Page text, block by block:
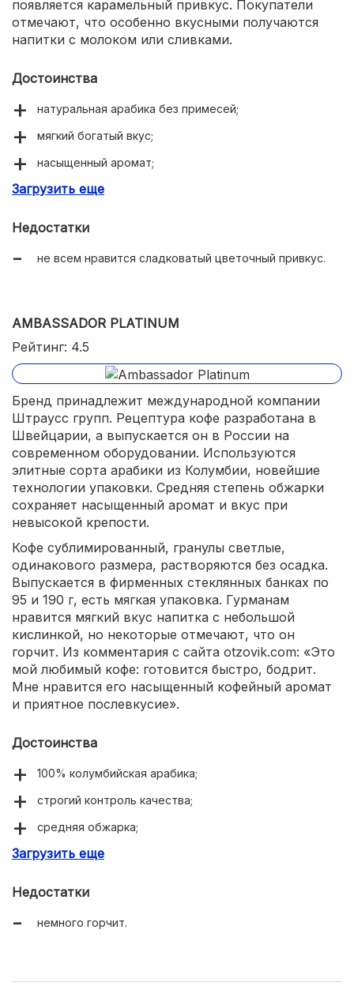
появляется карамельный привкус. Покупатели
отмечают, что особенно вкусными получаются
напитки с молоком или сливками.
Достоинства
натуральная арабика без примесей;
мягкий богатый вкус;
насыщенный аромат;
крепкий;
Загрузить еще
Недостатки
не всем нравится сладковатый цветочный привкус.
AMBASSADOR PLATINUM
Рейтинг: 4.5
Бренд принадлежит международной компании
Штраусс групп. Рецептура кофе разработана в
Швейцарии, а выпускается он в России на
современном оборудовании. Используются
элитные сорта арабики из Колумбии, новейшие
технологии упаковки. Средняя степень обжарки
сохраняет насыщенный аромат и вкус при
невысокой крепости.
Кофе сублимированный, гранулы светлые,
одинакового размера, растворяются без осадка.
Выпускается в фирменных стеклянных банках по
95 и 190 г, есть мягкая упаковка. Гурманам
нравится мягкий вкус напитка с небольшой
кислинкой, но некоторые отмечают, что он
горчит. Из комментария с сайта otzovik.com: «Это
мой любимый кофе: готовится быстро, бодрит.
Мне нравится его насыщенный кофейный аромат
и приятное послевкусие».
Достоинства
100% колумбийская арабика;
строгий контроль качества;
средняя обжарка;
насыщенный аромат;
Загрузить еще
Недостатки
немного горчит.